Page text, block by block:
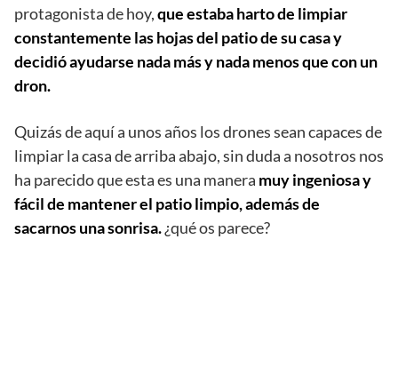
protagonista de hoy,que estaba harto de limpiar
constantemente las hojas del patio de su casa y
decidió ayudarse nada más y nada menos que con un
dron.
Quizás de aquí a unos años los drones sean capaces de
limpiar la casa de arriba abajo, sin duda a nosotros nos
ha parecido que esta es una manera muy ingeniosa y
fácil de mantener el patio limpio, además de
sacarnos una sonrisa.¿qué os parece?